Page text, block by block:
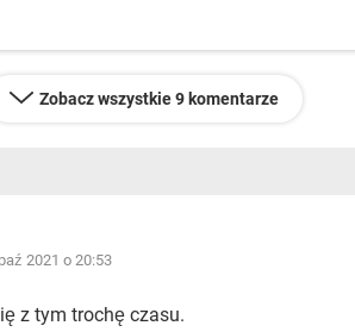
Zobacz wszystkie 9 komentarze
2021 o 20:53
z tym trochę czasu.